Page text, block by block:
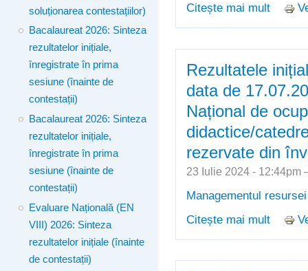
soluționarea contestațiilor)
Bacalaureat 2026: Sinteza
rezultatelor inițiale,
înregistrate în prima
sesiune (înainte de
contestații)
Bacalaureat 2026: Sinteza
rezultatelor inițiale,
înregistrate în prima
sesiune (înainte de
contestații)
Evaluare Națională (EN
VIII) 2026: Sinteza
rezultatelor inițiale (înainte
de contestații)
Citește mai mult
de
Rezultatele
data de
Național de
didactice/
rezervate din
23 Iulie 2024 -
Managementul
Citește mai mult